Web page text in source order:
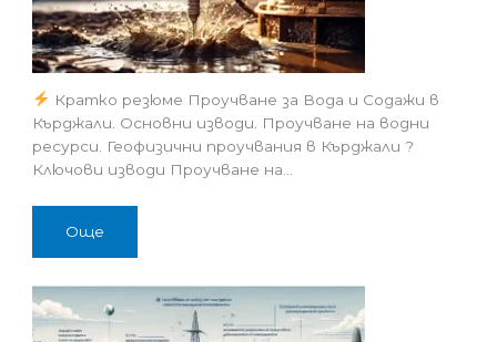
Кратко резюме Проучване за Вода и Содажи в
Кърджали. Основни изводи. Проучване на водни
ресурси. Геофизични проучвания в Кърджали ?
Ключови изводи Проучване на…
Още